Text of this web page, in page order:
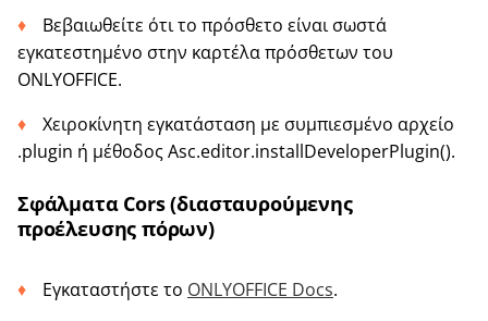
Βεβαιωθείτε ότι το πρόσθετο είναι σωστά
εγκατεστημένο στην καρτέλα πρόσθετων του
ONLYOFFICE.
Χειροκίνητη εγκατάσταση με συμπιεσμένο αρχείο
.plugin ή μέθοδος Asc.editor.installDeveloperPlugin().
Σφάλματα Cors (διασταυρούμενης
προέλευσης πόρων)
Εγκαταστήστε το ONLYOFFICE Docs.